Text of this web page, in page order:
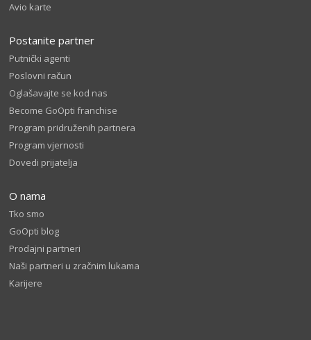
Avio karte
Postanite partner
Putnički agenti
Poslovni račun
Oglašavajte se kod nas
Become GoOpti franchise
Program pridruženih partnera
Program vjernosti
Dovedi prijatelja
O nama
Tko smo
GoOpti blog
Prodajni partneri
Naši partneri u zračnim lukama
Karijere